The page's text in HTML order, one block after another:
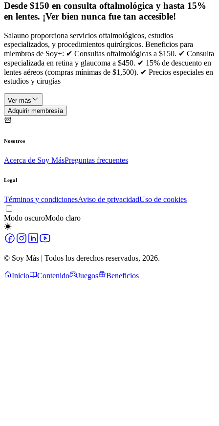
Desde $150 en consulta oftalmológica y hasta 15%
en lentes. ¡Ver bien nunca fue tan accesible!
Salauno proporciona servicios oftalmológicos, estudios
especializados, y procedimientos quirúrgicos. Beneficios para
miembros de Soy+: ✔ Consultas oftalmológicas a $150. ✔ Consulta
especializada en retina y glaucoma a $450. ✔ 15% de descuento en
lentes aéreos (compras mínimas de $1,500). ✔ Precios especiales en
estudios y cirugías
Ver más
Adquirir membresía
Nosotros
Acerca de Soy MásPreguntas frecuentes
Legal
Términos y condicionesAviso de privacidadUso de cookies
Modo oscuroModo claro
© Soy Más | Todos los derechos reservados, 2026.
Inicio Contenido Juegos Beneficios